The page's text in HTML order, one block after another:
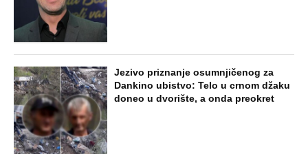
Jezivo priznanje osumnjičenog za
Dankino ubistvo: Telo u crnom džaku
doneo u dvorište, a onda preokret